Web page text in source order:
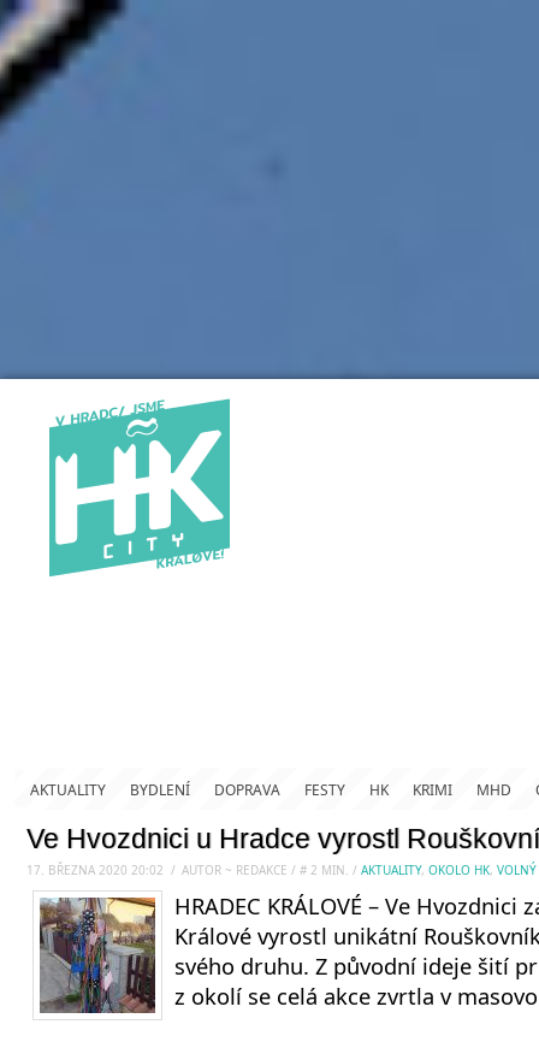
AKTUALITY BYDLENÍ DOPRAVA FESTY HK KRIMI MHD
Ve Hvozdnici u Hradce vyrostl
17. BŘEZNA 2020 20:02 / AUTOR ~ REDAKCE / # 2 MIN. / AKTUALITY, OKOLO HK, VOLNÝ
HRADEC KRÁLOVÉ – Ve Hvozdnici
Králové vyrostl unikátní
svého druhu. Z původní ideje šití
z okolí se celá akce zvrtla v